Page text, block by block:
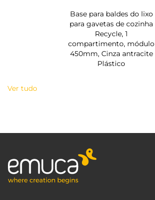
Base para baldes do lixo
para gavetas de cozinha
Recycle, 1
compartimento, módulo
450mm, Cinza antracite
Plástico
Ver tudo